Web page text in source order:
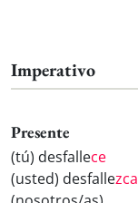
Imperativo
Presente
(tú) desfallece
(usted) desfallezca